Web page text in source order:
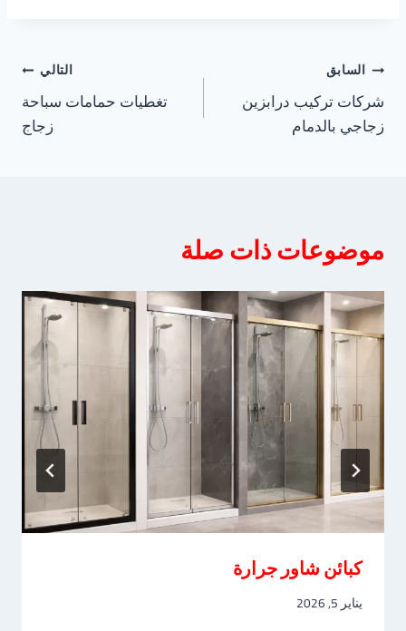
تصفّح
المقالات
السابق
شركات تركيب درابزين
زجاجي بالدمام
التالي
تغطيات حمامات سباحة
زجاج
موضوعات ذات صلة
كبائن شاور جرارة
يناير 5, 2026